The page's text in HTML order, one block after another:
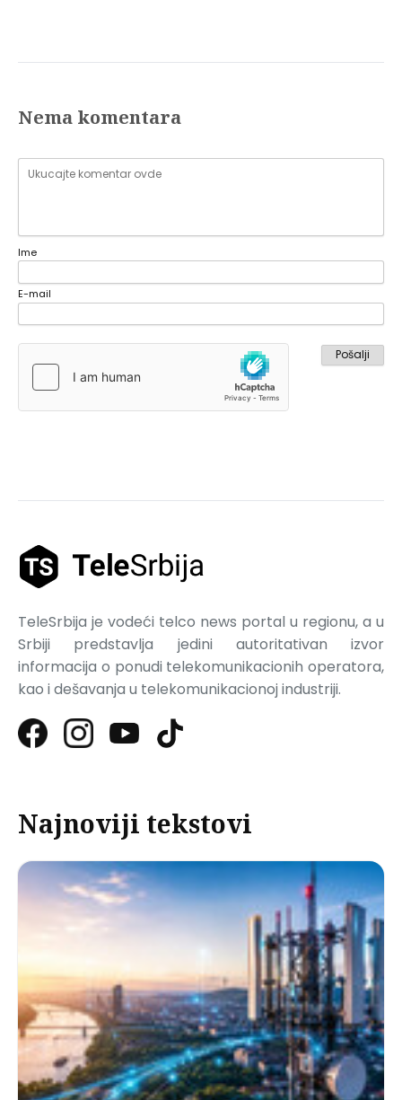
Nema komentara
Ime
E-mail
TeleSrbija je vodeći telco news portal u regionu, a u
Srbiji predstavlja jedini autoritativan izvor
informacija o ponudi telekomunikacionih operatora,
kao i dešavanja u telekomunikacionoj industriji.
Najnoviji tekstovi